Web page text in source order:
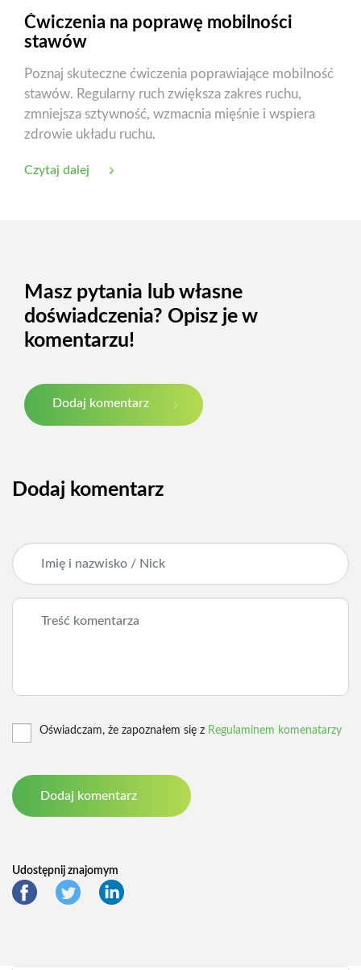
Ćwiczenia na poprawę mobilności
stawów
Poznaj skuteczne ćwiczenia poprawiające mobilność
stawów. Regularny ruch zwiększa zakres ruchu,
zmniejsza sztywność, wzmacnia mięśnie i wspiera
zdrowie układu ruchu.
Czytaj dalej
Masz pytania lub własne
doświadczenia? Opisz je w
komentarzu!
Dodaj komentarz
Dodaj komentarz
Oświadczam, że zapoznałem się z Regulaminem komenatarzy
Udostępnij znajomym